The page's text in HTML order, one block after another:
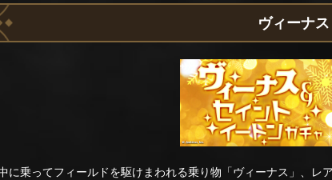
ヴィーナ
に乗ってフィールドを駆けまわれる乗り物「ヴィーナス」、レ